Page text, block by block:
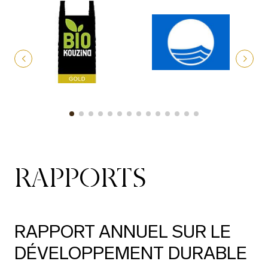
RAPPORTS
RAPPORT ANNUEL SUR LE
DÉVELOPPEMENT DURABLE